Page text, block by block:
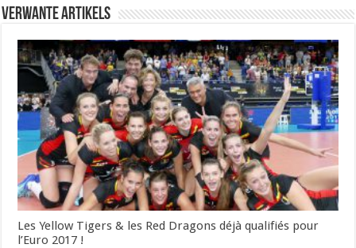
Verwante artikels
Les Yellow Tigers & les Red Dragons déjà qualifiés pour
l’Euro 2017 !